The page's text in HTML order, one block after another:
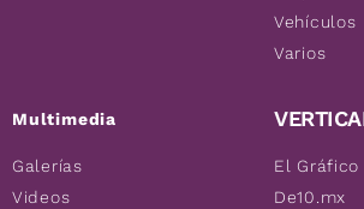
Multimedia
Galerías
Videos
Vehículos
Varios
El Gráfico
De10.mx